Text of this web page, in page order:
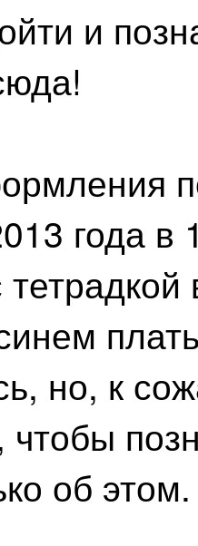
и
года в
но, к
об